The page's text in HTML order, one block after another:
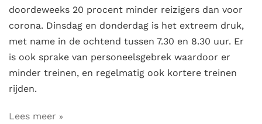
doordeweeks 20 procent minder reizigers dan voor
corona. Dinsdag en donderdag is het extreem druk,
met name in de ochtend tussen 7.30 en 8.30 uur. Er
is ook sprake van personeelsgebrek waardoor er
minder treinen, en regelmatig ook kortere treinen
rijden.
Lees meer